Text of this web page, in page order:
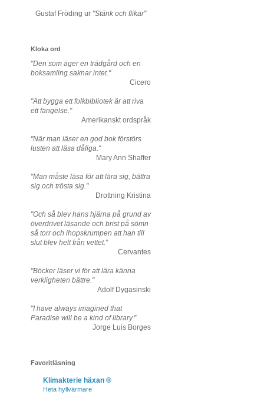
Gustaf Fröding ur "Stänk och flikar"
Kloka ord
"Den som äger en trädgård och en
boksamling saknar intet."
Cicero
"Att bygga ett folkbibliotek är att riva
ett fängelse."
Amerikanskt ordspråk
"När man läser en god bok förstörs
lusten att läsa dåliga."
Mary Ann Shaffer
"Man måste läsa för att lära sig, bättra
sig och trösta sig."
Drottning Kristina
"Och så blev hans hjärna på grund av
överdrivet läsande och brist på sömn
så torr och ihopskrumpen att han till
slut blev helt från vettet."
Cervantes
"Böcker läser vi för att lära känna
verkligheten bättre."
Adolf Dygasinski
"I have always imagined that
Paradise will be a kind of library."
Jorge Luis Borges
Favoritläsning
Klimakterie häxan ®
Heta hyllvärmare